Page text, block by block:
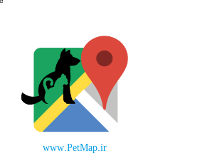
www.PetMap.ir